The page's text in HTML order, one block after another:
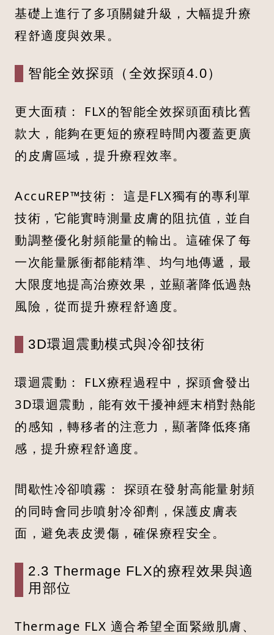
基礎上進行了多項關鍵升級，大幅提升療
程舒適度與效果。
智能全效探頭（全效探頭4.0）
更大面積： FLX的智能全效探頭面積比舊
款大，能夠在更短的療程時間內覆蓋更廣
的皮膚區域，提升療程效率。
AccuREP™技術： 這是FLX獨有的專利單
技術，它能實時測量皮膚的阻抗值，並自
動調整優化射頻能量的輸出。這確保了每
一次能量脈衝都能精準、均勻地傳遞，最
大限度地提高治療效果，並顯著降低過熱
風險，從而提升療程舒適度。
3D環迴震動模式與冷卻技術
環迴震動： FLX療程過程中，探頭會發出
3D環迴震動，能有效干擾神經末梢對熱能
的感知，轉移者的注意力，顯著降低疼痛
感，提升療程舒適度。
間歇性冷卻噴霧： 探頭在發射高能量射頻
的同時會同步噴射冷卻劑，保護皮膚表
面，避免表皮燙傷，確保療程安全。
2.3 Thermage FLX的療程效果與適
用部位
Thermage FLX 適合希望全面緊緻肌膚、